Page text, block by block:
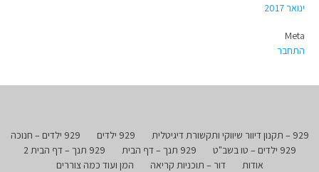
ינואר 2017
Meta
התחבר
929 – תקנון דיוור שיווקי ותקשורת דיגיטלית 929 ילדים
929 ילדים – חנוכה
929 ילדים – טו בשב"ט
929 תנך – דף הבית
929 תנך – דף הבית 2
אודות
דור – תוכניות קריאה
המן ועוד כמה צוררים